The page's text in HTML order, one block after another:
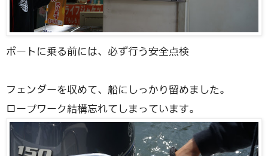
ボートに乗る前には、必ず行う安全点検
フェンダーを収めて、船にしっかり留めました。
ロープワーク結構忘れてしまっています。